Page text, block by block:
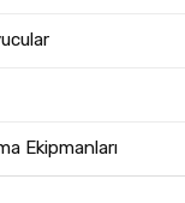
Ekipmanları